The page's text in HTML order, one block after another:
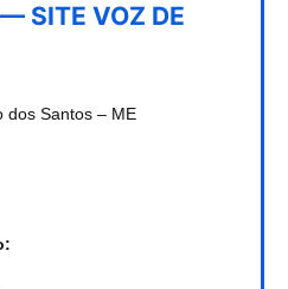
SITE VOZ DE
dos Santos – ME